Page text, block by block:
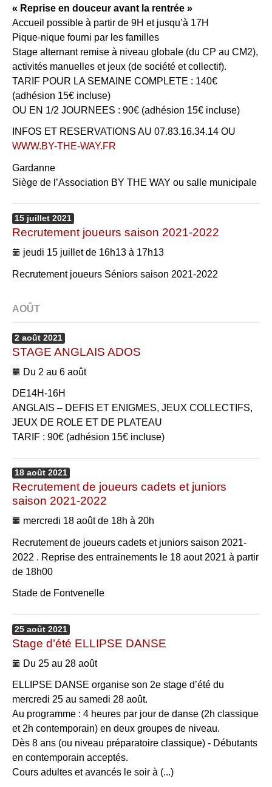
« Reprise en douceur avant la rentrée »
Accueil possible à partir de 9H et jusqu’à 17H
Pique-nique fourni par les familles
Stage alternant remise à niveau globale (du CP au CM2),
activités manuelles et jeux (de société et collectif).
TARIF POUR LA SEMAINE COMPLETE : 140€
(adhésion 15€ incluse)
OU EN 1/2 JOURNEES : 90€ (adhésion 15€ incluse)
INFOS ET RESERVATIONS AU 07.83.16.34.14 OU
WWW.BY-THE-WAY.FR
Gardanne
Siège de l’Association BY THE WAY ou salle municipale
15 juillet 2021
Recrutement joueurs saison 2021-2022
jeudi 15 juillet de 16h13 à 17h13
Recrutement joueurs Séniors saison 2021-2022
AOÛT
2 août 2021
STAGE ANGLAIS ADOS
Du 2 au 6 août
DE14H-16H
ANGLAIS – DEFIS ET ENIGMES, JEUX COLLECTIFS,
JEUX DE ROLE ET DE PLATEAU
TARIF : 90€ (adhésion 15€ incluse)
18 août 2021
Recrutement de joueurs cadets et juniors
saison 2021-2022
mercredi 18 août de 18h à 20h
Recrutement de joueurs cadets et juniors saison 2021-
2022 . Reprise des entrainements le 18 aout 2021 à partir
de 18h00
Stade de Fontvenelle
25 août 2021
Stage d’été ELLIPSE DANSE
Du 25 au 28 août
ELLIPSE DANSE organise son 2e stage d’été du
mercredi 25 au samedi 28 août.
Au programme : 4 heures par jour de danse (2h classique
et 2h contemporain) en deux groupes de niveau.
Dès 8 ans (ou niveau préparatoire classique) - Débutants
en contemporain acceptés.
Cours adultes et avancés le soir à (...)